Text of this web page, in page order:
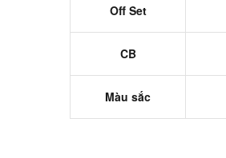
Off Set
CB
Màu sắc